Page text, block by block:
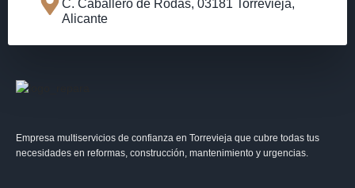
C. Caballero de Rodas, 03181 Torrevieja,
Alicante
Empresa multiservicios de confianza en Torrevieja que cubre todas tus
necesidades en reformas, construcción, mantenimiento y urgencias.